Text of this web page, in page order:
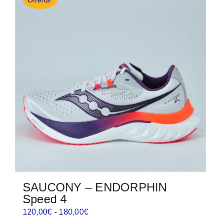
SAUCONY – ENDORPHIN
Speed 4
120,00€ - 180,00€Fascia